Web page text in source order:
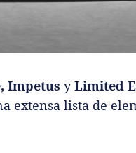
Impetus yLimited
extensa lista de